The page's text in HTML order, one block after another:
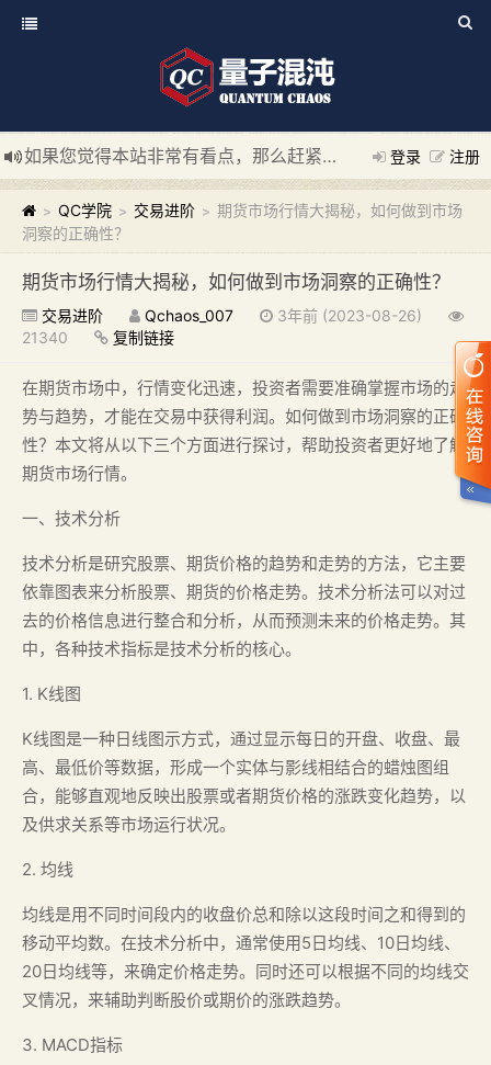
登录 注册
如果您觉得本站非常有看点，那么赶紧使用Ctrl+D 收藏我们吧
新添加量子混沌系统板块，欢迎大家访问！
---“量子混沌系
> QC学院 > 交易进阶 > 期货市场行情大揭秘，如何做到市场
洞察的正确性？
期货市场行情大揭秘，如何做到市场洞察的正确性？
交易进阶 Qchaos_007
3年前 (2023-08-26)
21340
复制链接
在期货市场中，行情变化迅速，投资者需要准确掌握市场的走
势与趋势，才能在交易中获得利润。如何做到市场洞察的正确
性？本文将从以下三个方面进行探讨，帮助投资者更好地了解
期货市场行情。
一、技术分析
技术分析是研究股票、期货价格的趋势和走势的方法，它主要
依靠图表来分析股票、期货的价格走势。技术分析法可以对过
去的价格信息进行整合和分析，从而预测未来的价格走势。其
中，各种技术指标是技术分析的核心。
1. K线图
K线图是一种日线图示方式，通过显示每日的开盘、收盘、最
高、最低价等数据，形成一个实体与影线相结合的蜡烛图组
合，能够直观地反映出股票或者期货价格的涨跌变化趋势，以
及供求关系等市场运行状况。
2. 均线
均线是用不同时间段内的收盘价总和除以这段时间之和得到的
移动平均数。在技术分析中，通常使用5日均线、10日均线、
20日均线等，来确定价格走势。同时还可以根据不同的均线交
叉情况，来辅助判断股价或期价的涨跌趋势。
3. MACD指标